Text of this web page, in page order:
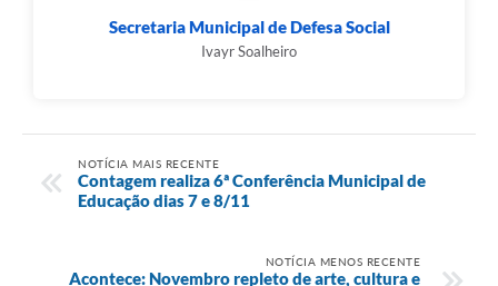
Secretaria Municipal de Defesa Social
Ivayr Soalheiro
NOTÍCIA MAIS RECENTE
Contagem realiza 6ª Conferência Municipal de
Educação dias 7 e 8/11
NOTÍCIA MENOS RECENTE
Acontece: Novembro repleto de arte, cultura e